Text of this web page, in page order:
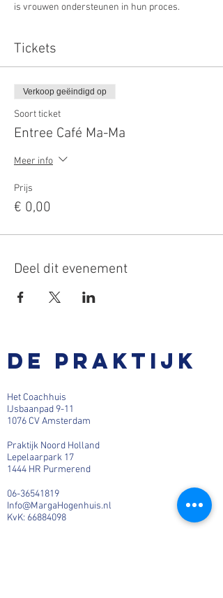
is vrouwen ondersteunen in hun proces.
Tickets
Verkoop geëindigd op
Soort ticket
Entree Café Ma-Ma
Meer info
Prijs
€ 0,00
Deel dit evenement
De praktijk
Het Coachhuis
IJsbaanpad 9-11
1076 CV Amsterdam
Praktijk Noord Holland
Lepelaarpark 17
1444 HR Purmerend
06-36541819
Info@MargaHogenhuis.nl
KvK: 66884098